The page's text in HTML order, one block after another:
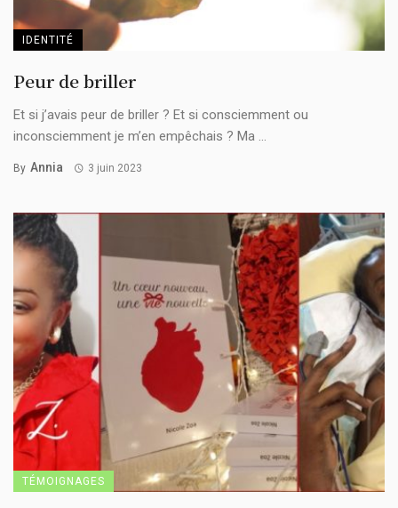
IDENTITÉ
Peur de briller
Et si j’avais peur de briller ? Et si consciemment ou
inconsciemment je m’en empêchais ? Ma ...
By Annia 3 juin 2023
TÉMOIGNAGES